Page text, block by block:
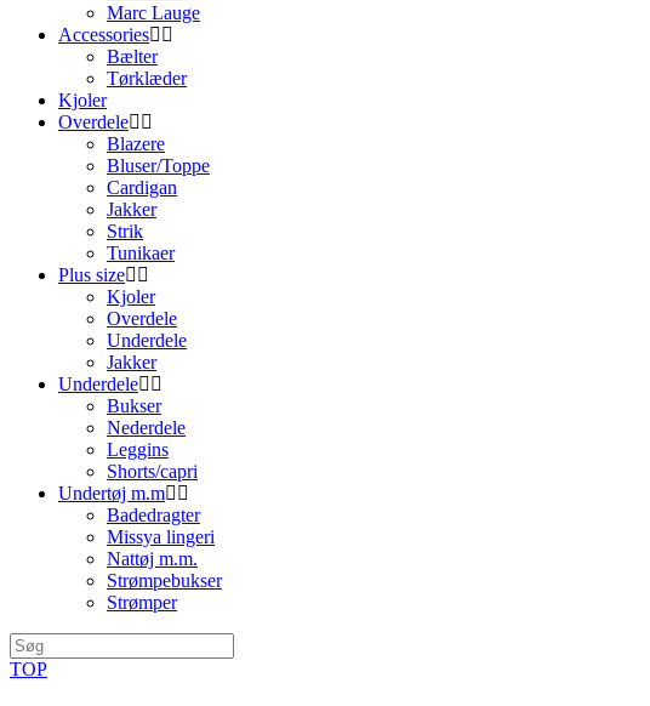
Marc Lauge
Accessories
Bælter
Tørklæder
Kjoler
Overdele
Blazere
Bluser/Toppe
Cardigan
Jakker
Strik
Tunikaer
Plus size
Kjoler
Overdele
Underdele
Jakker
Underdele
Bukser
Nederdele
Leggins
Shorts/capri
Undertøj m.m
Badedragter
Missya lingeri
Nattøj m.m.
Strømpebukser
Strømper
TOP